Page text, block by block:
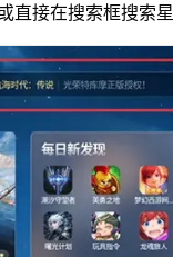
直接在搜索框搜索